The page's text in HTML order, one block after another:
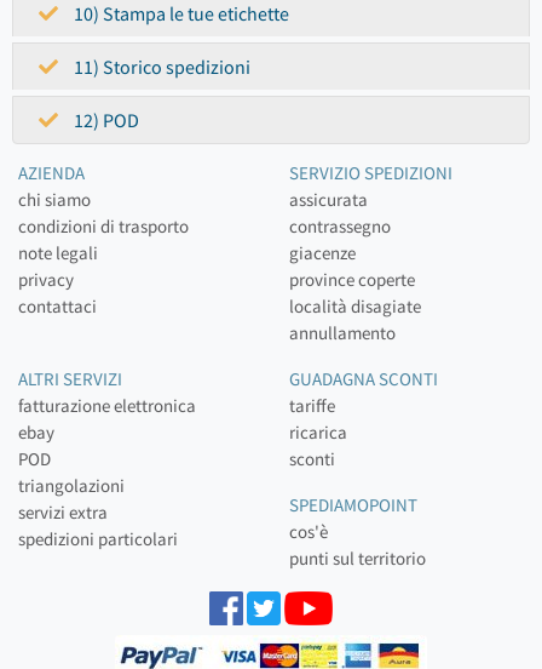
10) Stampa le tue etichette
11) Storico spedizioni
12) POD
AZIENDA
chi siamo
condizioni di trasporto
note legali
privacy
contattaci
SERVIZIO SPEDIZIONI
assicurata
contrassegno
giacenze
province coperte
località disagiate
annullamento
ALTRI SERVIZI
fatturazione elettronica
ebay
POD
triangolazioni
servizi extra
spedizioni particolari
GUADAGNA SCONTI
tariffe
ricarica
sconti
SPEDIAMOPOINT
cos'è
punti sul territorio